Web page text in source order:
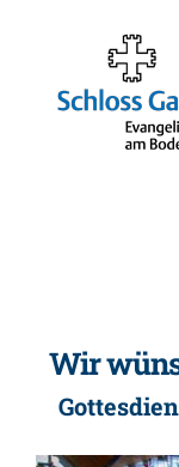
Werkzeugleiste öffnen
springen
Wir